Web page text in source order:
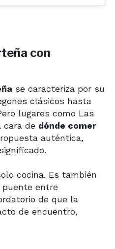
con
se caracteriza por su
clásicos hasta
lugares como Las
cara de dónde comer
auténtica,
cocina. Es también
entre
de que la
de encuentro,